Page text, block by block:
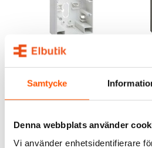
Samtycke
Denna webbplats använder
Vi använder enhetsidentifierare
Hager S.1 Hörnbox 2-
fack
Hager
145,00 kr
Skickas inom 4-5 arbetsdagar 1